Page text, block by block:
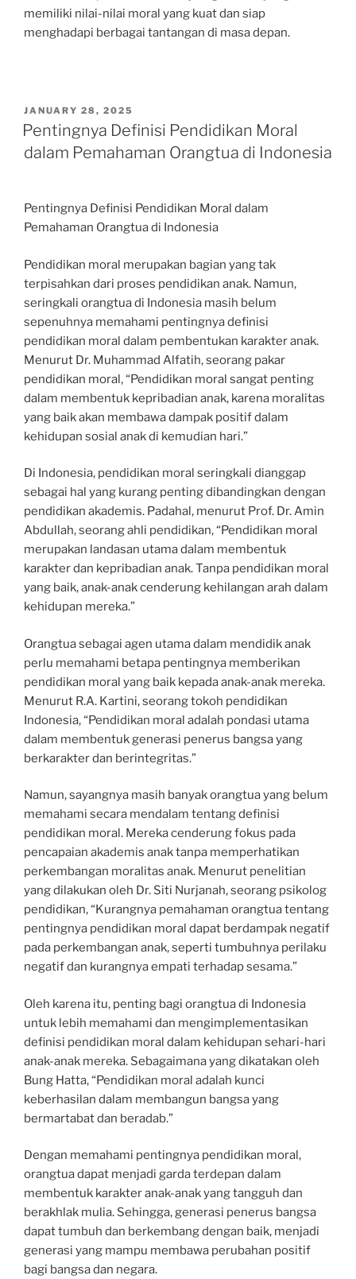
memiliki nilai-nilai moral yang kuat dan siap
menghadapi berbagai tantangan di masa depan.
POSTED
ON
JANUARY 28, 2025
Pentingnya Definisi Pendidikan Moral
dalam Pemahaman Orangtua di Indonesia
Pentingnya Definisi Pendidikan Moral dalam
Pemahaman Orangtua di Indonesia
Pendidikan moral merupakan bagian yang tak
terpisahkan dari proses pendidikan anak. Namun,
seringkali orangtua di Indonesia masih belum
sepenuhnya memahami pentingnya definisi
pendidikan moral dalam pembentukan karakter anak.
Menurut Dr. Muhammad Alfatih, seorang pakar
pendidikan moral, “Pendidikan moral sangat penting
dalam membentuk kepribadian anak, karena moralitas
yang baik akan membawa dampak positif dalam
kehidupan sosial anak di kemudian hari.”
Di Indonesia, pendidikan moral seringkali dianggap
sebagai hal yang kurang penting dibandingkan dengan
pendidikan akademis. Padahal, menurut Prof. Dr. Amin
Abdullah, seorang ahli pendidikan, “Pendidikan moral
merupakan landasan utama dalam membentuk
karakter dan kepribadian anak. Tanpa pendidikan moral
yang baik, anak-anak cenderung kehilangan arah dalam
kehidupan mereka.”
Orangtua sebagai agen utama dalam mendidik anak
perlu memahami betapa pentingnya memberikan
pendidikan moral yang baik kepada anak-anak mereka.
Menurut R.A. Kartini, seorang tokoh pendidikan
Indonesia, “Pendidikan moral adalah pondasi utama
dalam membentuk generasi penerus bangsa yang
berkarakter dan berintegritas.”
Namun, sayangnya masih banyak orangtua yang belum
memahami secara mendalam tentang definisi
pendidikan moral. Mereka cenderung fokus pada
pencapaian akademis anak tanpa memperhatikan
perkembangan moralitas anak. Menurut penelitian
yang dilakukan oleh Dr. Siti Nurjanah, seorang psikolog
pendidikan, “Kurangnya pemahaman orangtua tentang
pentingnya pendidikan moral dapat berdampak negatif
pada perkembangan anak, seperti tumbuhnya perilaku
negatif dan kurangnya empati terhadap sesama.”
Oleh karena itu, penting bagi orangtua di Indonesia
untuk lebih memahami dan mengimplementasikan
definisi pendidikan moral dalam kehidupan sehari-hari
anak-anak mereka. Sebagaimana yang dikatakan oleh
Bung Hatta, “Pendidikan moral adalah kunci
keberhasilan dalam membangun bangsa yang
bermartabat dan beradab.”
Dengan memahami pentingnya pendidikan moral,
orangtua dapat menjadi garda terdepan dalam
membentuk karakter anak-anak yang tangguh dan
berakhlak mulia. Sehingga, generasi penerus bangsa
dapat tumbuh dan berkembang dengan baik, menjadi
generasi yang mampu membawa perubahan positif
bagi bangsa dan negara.